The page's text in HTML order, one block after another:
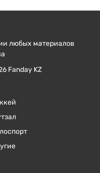
любых материалов
Fanday KZ